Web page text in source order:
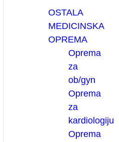
OSTALA
MEDICINSKA
OPREMA
Oprema
za
ob/gyn
Oprema
za
kardiologiju
Oprema